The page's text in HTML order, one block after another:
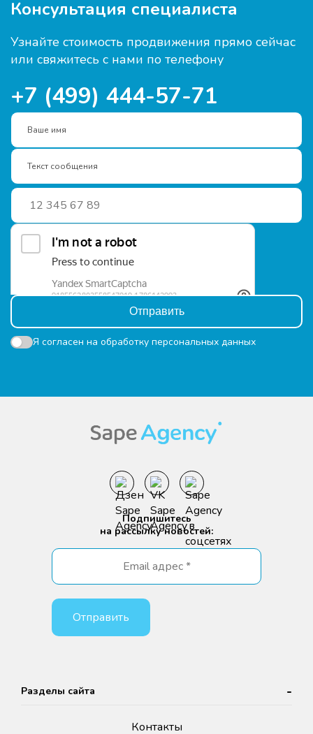
Консультация специалиста
Узнайте стоимость продвижения прямо сейчас
или свяжитесь с нами по телефону
+7 (499) 444-57-71
Ваше имя
Текст сообщения
Отправить
Я согласен на обработку персональных данных
Подпишитесь
на рассылку новостей:
Разделы сайта
Контакты